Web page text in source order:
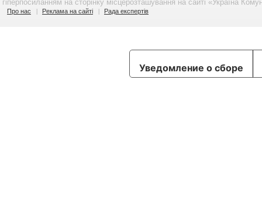
гіперпосиланням на сторінку місцерозташування на сайті «Україна
Про нас Реклама на сайті Рада експертів
Уведомление о сборе